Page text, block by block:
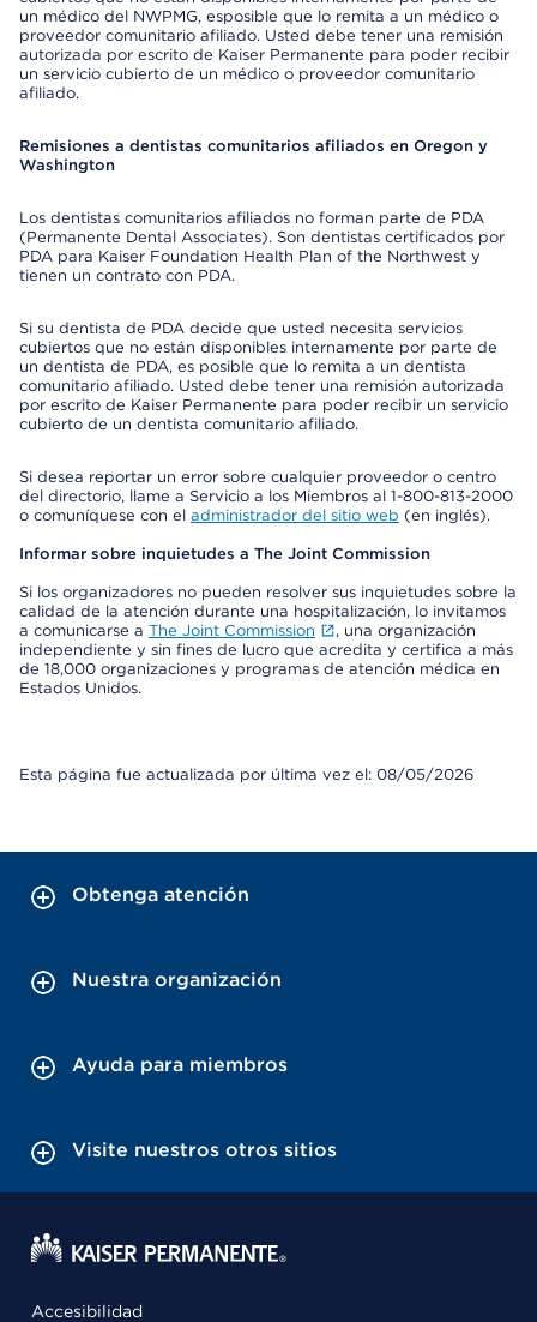
un médico del NWPMG, esposible que lo remita a un médico o
proveedor comunitario afiliado. Usted debe tener una remisión
autorizada por escrito de Kaiser Permanente para poder recibir
un servicio cubierto de un médico o proveedor comunitario
afiliado.
Remisiones a dentistas comunitarios afiliados en Oregon y
Washington
Los dentistas comunitarios afiliados no forman parte de PDA
(Permanente Dental Associates). Son dentistas certificados por
PDA para Kaiser Foundation Health Plan of the Northwest y
tienen un contrato con PDA.
Si su dentista de PDA decide que usted necesita servicios
cubiertos que no están disponibles internamente por parte de
un dentista de PDA, es posible que lo remita a un dentista
comunitario afiliado. Usted debe tener una remisión autorizada
por escrito de Kaiser Permanente para poder recibir un servicio
cubierto de un dentista comunitario afiliado.
Si desea reportar un error sobre cualquier proveedor o centro
del directorio, llame a Servicio a los Miembros al 1-800-813-2000
o comuníquese con el administrador del sitio web (en inglés).
Informar sobre inquietudes a The Joint Commission
Si los organizadores no pueden resolver sus inquietudes sobre la
calidad de la atención durante una hospitalización, lo invitamos
a comunicarse a The Joint Commission
, una organización
independiente y sin fines de lucro que acredita y certifica a más
de 18,000 organizaciones y programas de atención médica en
Estados Unidos.
Esta página fue actualizada por última vez el: 08/05/2026
Obtenga atención
Nuestra organización
Ayuda para miembros
Visite nuestros otros sitios
Accesibilidad